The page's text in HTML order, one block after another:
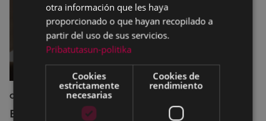
CINE AL AIRE LIBRE
El cine al aire libre regresa a Untzaga con
otra información que les haya
proporcionado o que hayan recopilado a
partir del uso de sus servicios.
Pribatutasun-politika
Cookies
estrictamente
necesarias
Cookies de
rendimiento